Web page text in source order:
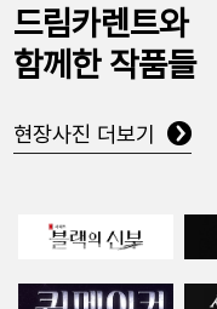
드림카렌트와
함께한 작품들
현장사진 더보기